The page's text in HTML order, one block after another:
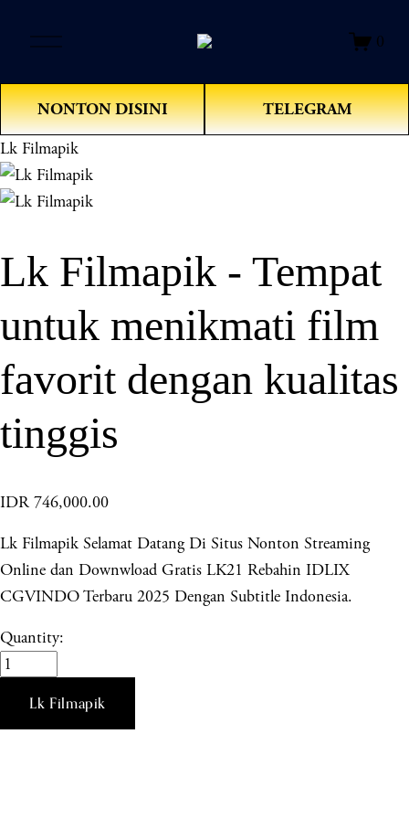
e
n
M
e
u
0
NONTON DISINI TELEGRAM
Lk Filmapik
Lk Filmapik - Tempat
untuk menikmati film
favorit dengan kualitas
tinggis
IDR 746,000.00
Lk Filmapik Selamat Datang Di Situs Nonton Streaming
Online dan Downwload Gratis LK21 Rebahin IDLIX
CGVINDO Terbaru 2025 Dengan Subtitle Indonesia.
Quantity:
Lk Filmapik